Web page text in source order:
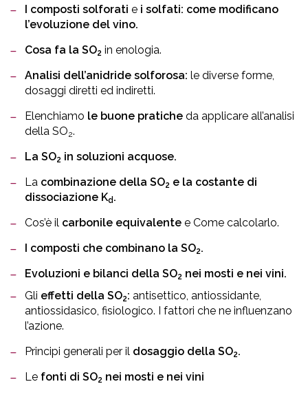
I composti solforati e i solfati: come modificano
l’evoluzione del vino.
Cosa fa la SO2 in enologia.
Analisi dell’anidride solforosa: le diverse forme,
dosaggi diretti ed indiretti.
Elenchiamo le buone pratiche da applicare all’analisi
della SO2.
La SO2 in soluzioni acquose.
La combinazione della SO2 e la costante di
dissociazione Kd .
Cos’è il carbonile equivalente e Come calcolarlo.
I composti che combinano la SO2.
Evoluzioni e bilanci della SO2 nei mosti e nei vini.
Gli effetti della SO2: antisettico, antiossidante,
antiossidasico, fisiologico. I fattori che ne influenzano
l’azione.
Principi generali per il dosaggio della SO2.
Le fonti di SO2 nei mosti e nei vini